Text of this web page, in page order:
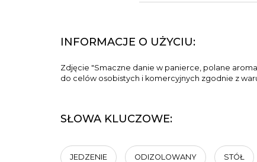
INFORMACJE O UŻYCIU:
Zdjęcie "Smaczne danie w panierce, polane
do celów osobistych i komercyjnych zgodnie z
SŁOWA KLUCZOWE:
JEDZENIE ODIZOLOWANY STÓŁ